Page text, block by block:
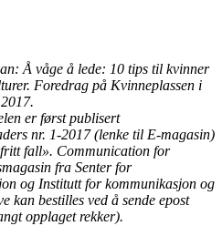
Å våge å lede: 10 tips til kvinner
Foredrag på Kvinneplassen i
er først publisert
nr. 1-2017 (lenke til E-magasin)
fall». Communication for
fra Senter for
og Institutt for kommunikasjon og
kan bestilles ved å sende epost
opplaget rekker).